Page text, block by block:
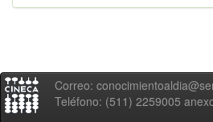
Correo:
Teléfono: (511) 2259005